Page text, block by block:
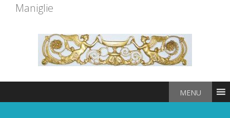
Maniglie
MENU